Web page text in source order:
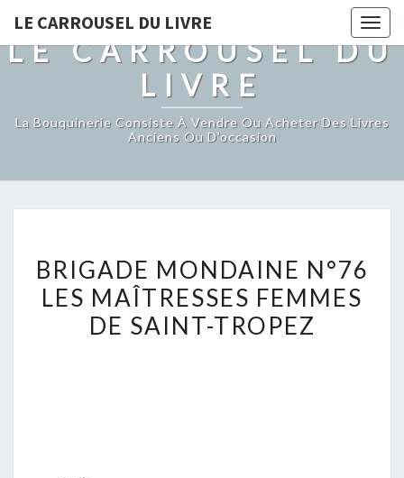
LE CARROUSEL DU LIVRE
LE CARROUSEL DU
LIVRE
La Bouquinerie Consiste À Vendre Ou Acheter Des Livres
Anciens Ou D’occasion
MONDAINE
N°76
LES
BRIGADE MONDAINE N°76
LES MAÎTRESSES FEMMES
DE SAINT-TROPEZ